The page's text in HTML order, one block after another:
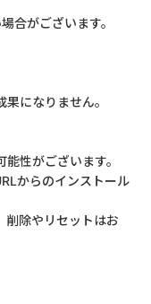
合がございます。
になりません。
性がございます。
からのインストール
削除やリセットはお